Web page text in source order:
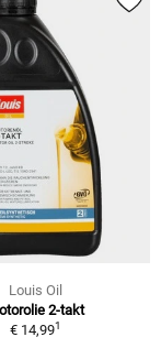
Louis Oil
2-takt
€ 14,991